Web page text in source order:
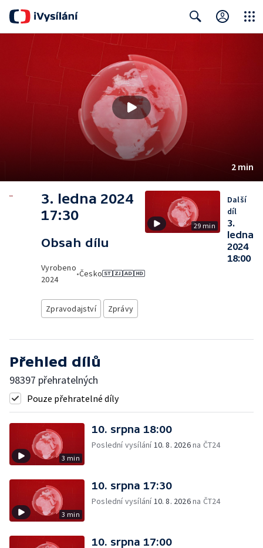
2 min
3. ledna 2024
17:30
Obsah dílu
Vyrobeno
2024
•Česko
Zpravodajství Zprávy
29 min
Další
díl
3.
ledna
2024
18:00
Přehled dílů
98397 přehratelných
Pouze přehratelné díly
3 min
10. srpna 18:00
Poslední vysílání10. 8. 2026na ČT24
3 min
10. srpna 17:30
Poslední vysílání10. 8. 2026na ČT24
10. srpna 17:00